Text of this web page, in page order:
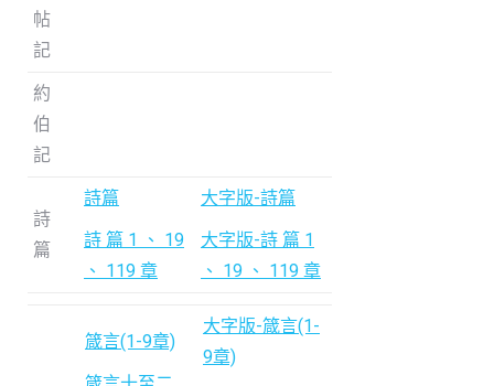
帖
記
約
伯
記
詩
篇
詩篇
詩 篇 1 、 19
、 119 章
大字版-詩篇
大字版-詩 篇 1
、 19 、 119 章
箴言(1-9章)
大字版-箴言(1-
9章)